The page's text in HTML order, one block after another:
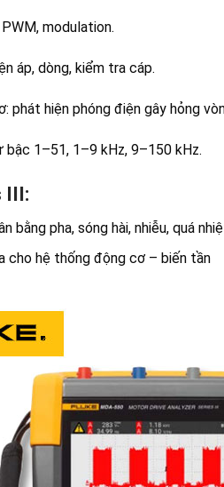
modulation.
áp, dòng, kiểm tra cáp.
phát hiện phóng điện gây hỏng
bậc 1–51, 1–9 kHz, 9–150 kHz.
III:
bằng pha, sóng hài, nhiễu, quá
cho hệ thống động cơ – biến tần